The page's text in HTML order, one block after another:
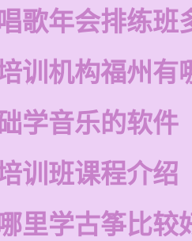
歌年会排练班
训机构福州有
学音乐的软件
训班课程介绍
里学古筝比较